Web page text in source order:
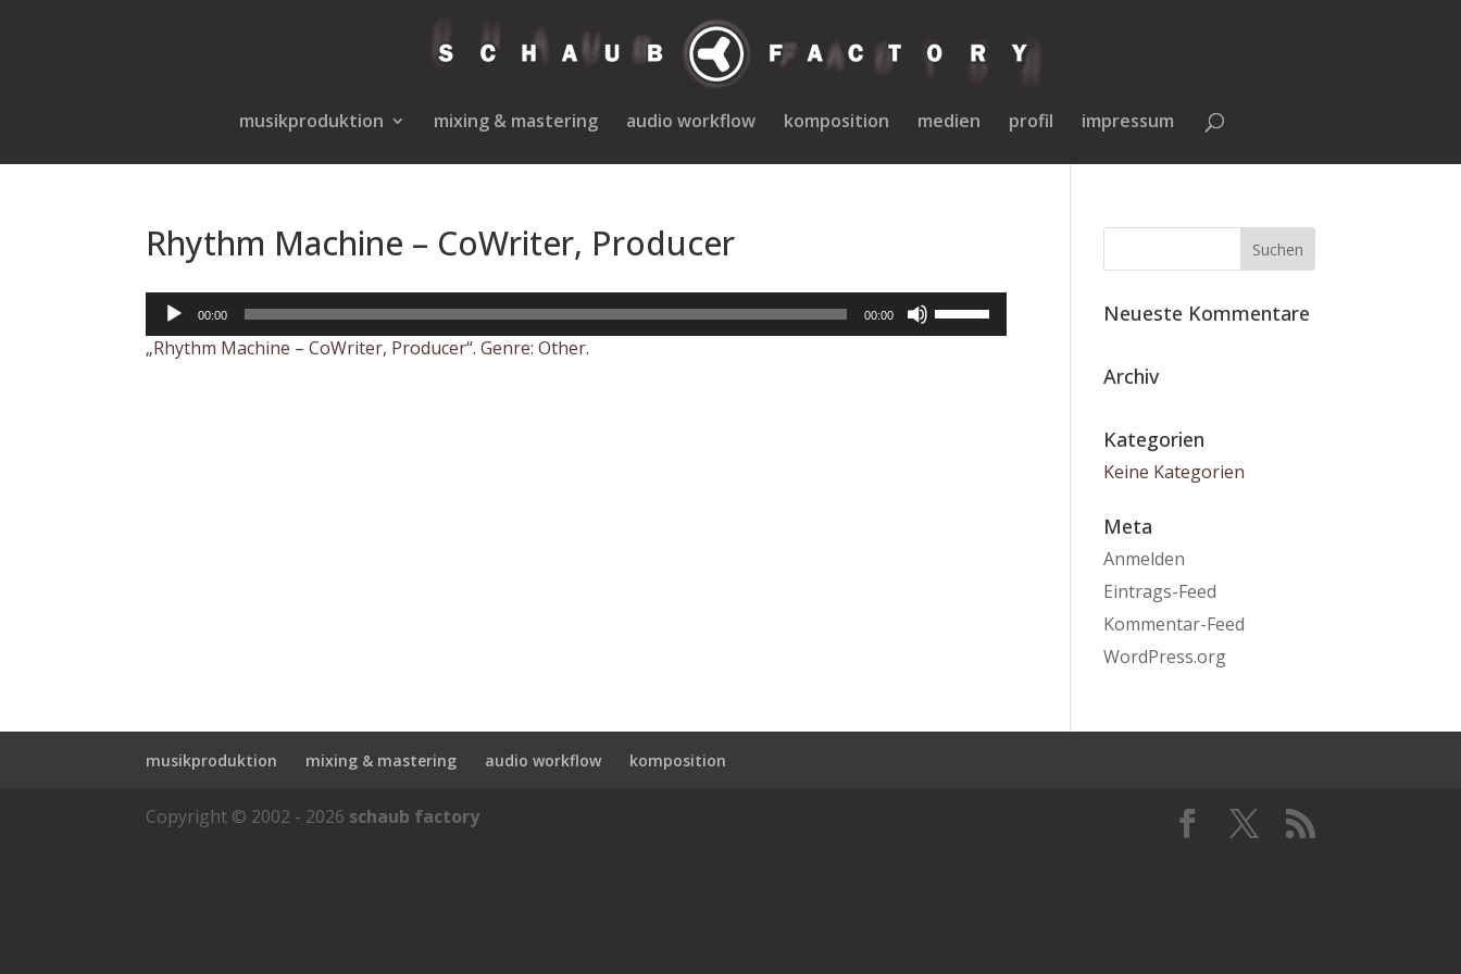
musikproduktion mixing & mastering audio workflow komposition medien profil impressum
Rhythm Machine – CoWriter, Producer
Audio-
Player
00:00 00:00
„Rhythm Machine – CoWriter, Producer“. Genre: Other.
Neueste Kommentare
Archiv
Kategorien
Keine Kategorien
Meta
Anmelden
Eintrags-Feed
Kommentar-Feed
WordPress.org
musikproduktion mixing & mastering audio workflow komposition
Copyright © 2002 - 2026 schaub factory